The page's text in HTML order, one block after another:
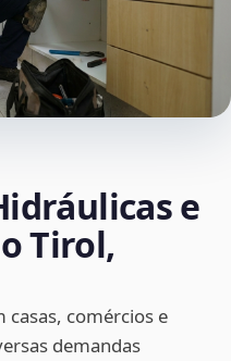
e
Tirol,
casas, comércios e
demandas